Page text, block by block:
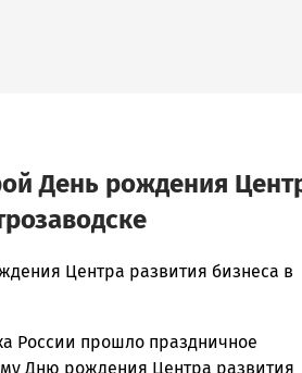
День рождения
Центра развития бизнеса в
России прошло праздничное
Дню рождения Центра развития